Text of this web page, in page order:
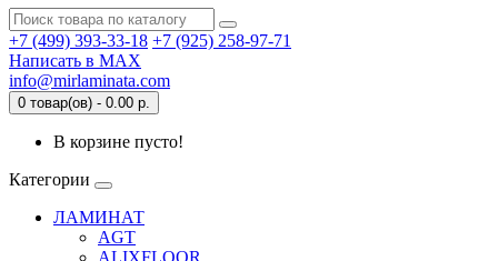
+7 (499) 393-33-18 +7 (925) 258-97-71
Написать в MAX
info@mirlaminata.com
0 товар(ов) - 0.00 р.
В корзине пусто!
Категории
ЛАМИНАТ
AGT
ALIXFLOOR